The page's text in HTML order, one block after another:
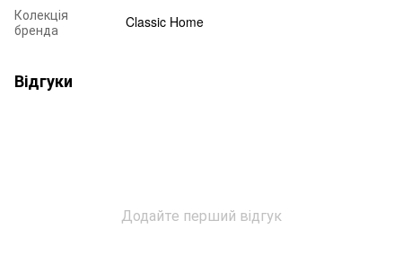
Колекція
бренда
Classic Home
Відгуки
Додайте перший відгук